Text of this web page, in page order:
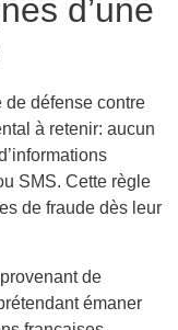
d’une
de défense contre
à retenir: aucun
SMS. Cette règle
de fraude dès leur
de
émaner